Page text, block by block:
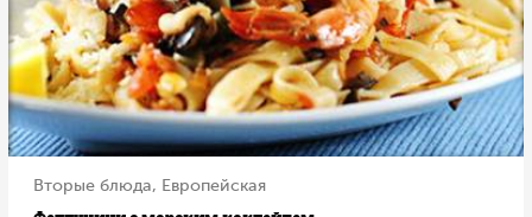
Вторые блюда, Европейская